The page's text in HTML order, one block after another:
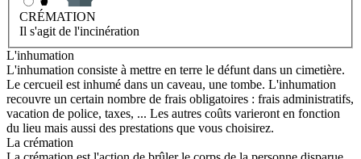
CRÉMATION
Il s'agit de l'incinération
L'inhumation
L'inhumation consiste à mettre en terre le défunt dans un cimetière.
Le cercueil est inhumé dans un caveau, une tombe. L'inhumation
recouvre un certain nombre de frais obligatoires : frais administratifs,
vacation de police, taxes, ... Les autres coûts varieront en fonction
du lieu mais aussi des prestations que vous choisirez.
La crémation